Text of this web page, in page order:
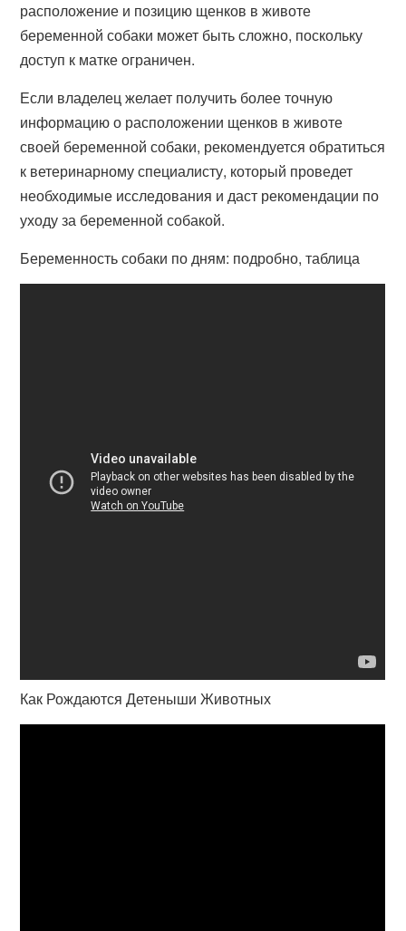
расположение и позицию щенков в животе
беременной собаки может быть сложно, поскольку
доступ к матке ограничен.
Если владелец желает получить более точную
информацию о расположении щенков в животе
своей беременной собаки, рекомендуется обратиться
к ветеринарному специалисту, который проведет
необходимые исследования и даст рекомендации по
уходу за беременной собакой.
Беременность собаки по дням: подробно, таблица
Как Рождаются Детеныши Животных